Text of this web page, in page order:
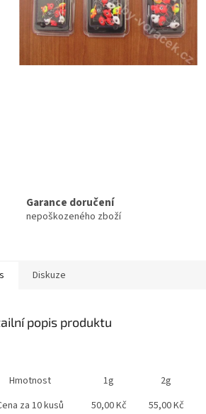
Garance doručení
nepoškozeného zboží
Diskuze
popis produktu
Hmotnost 1g 2g
za 10 kusů
50,00 Kč 55,00 Kč